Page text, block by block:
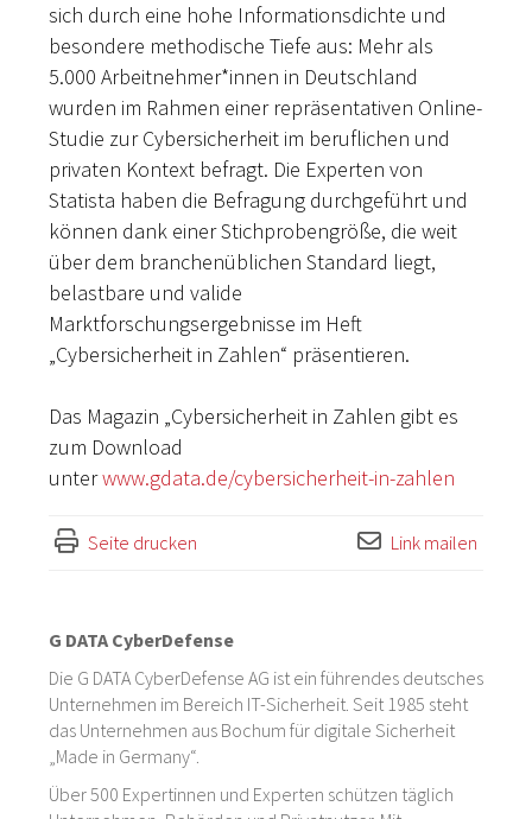
sich durch eine hohe Informationsdichte und
besondere methodische Tiefe aus: Mehr als
5.000 Arbeitnehmer*innen in Deutschland
wurden im Rahmen einer repräsentativen Online-
Studie zur Cybersicherheit im beruflichen und
privaten Kontext befragt. Die Experten von
Statista haben die Befragung durchgeführt und
können dank einer Stichprobengröße, die weit
über dem branchenüblichen Standard liegt,
belastbare und valide
Marktforschungsergebnisse im Heft
„Cybersicherheit in Zahlen“ präsentieren.
Das Magazin „Cybersicherheit in Zahlen gibt es
zum Download
unterwww.gdata.de/cybersicherheit-in-zahlen
Seite drucken Link mailen
G DATA CyberDefense
Die G DATA CyberDefense AG ist ein führendes deutsches
Unternehmen im Bereich IT-Sicherheit. Seit 1985 steht
das Unternehmen aus Bochum für digitale Sicherheit
„Made in Germany“.
Über 500 Expertinnen und Experten schützen täglich